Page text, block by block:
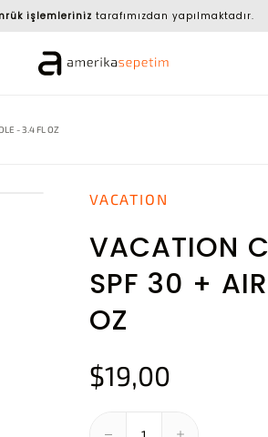
işlemleriniz tarafımızdan yapılmaktadır.
- 3.4 FL OZ
VACATION
VACATION
SPF 30 +
OZ
$19,00